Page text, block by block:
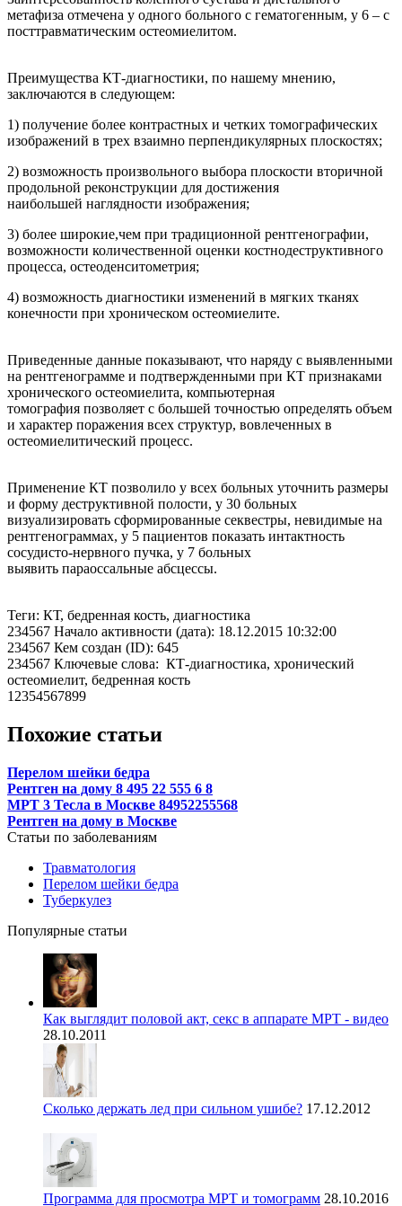
метафиза отмечена у одного больного с гематогенным, у 6 – с
посттравматическим остеомиелитом.
Преимущества КТ-диагностики, по нашему мнению,
заключаются в следующем:
1) получение более контрастных и четких томографических
изображений в трех взаимно перпендикулярных плоскостях;
2) возможность произвольного выбора плоскости вторичной
продольной реконструкции для достижения
наибольшей наглядности изображения;
3) более широкие,чем при традиционной рентгенографии,
возможности количественной оценки костнодеструктивного
процесса, остеоденситометрия;
4) возможность диагностики изменений в мягких тканях
конечности при хроническом остеомиелите.
Приведенные данные показывают, что наряду с выявленными
на рентгенограмме и подтвержденными при КТ признаками
хронического остеомиелита, компьютерная
томография позволяет с большей точностью определять объем
и характер поражения всех структур, вовлеченных в
остеомиелитический процесс.
Применение КТ позволило у всех больных уточнить размеры
и форму деструктивной полости, у 30 больных
визуализировать сформированные секвестры, невидимые на
рентгенограммах, у 5 пациентов показать интактность
сосудисто-нервного пучка, у 7 больных
выявить параоссальные абсцессы.
Теги: КТ, бедренная кость, диагностика
234567 Начало активности (дата): 18.12.2015 10:32:00
234567 Кем создан (ID): 645
234567 Ключевые слова: КТ-диагностика, хронический
остеомиелит, бедренная кость
12354567899
Похожие статьи
Перелом шейки бедра
Рентген на дому 8 495 22 555 6 8
МРТ 3 Тесла в Москве 84952255568
Рентген на дому в Москве
Статьи по заболеваниям
Травматология
Перелом шейки бедра
Туберкулез
Популярные статьи
Как выглядит половой акт, секс в аппарате МРТ - видео
28.10.2011
Сколько держать лед при сильном ушибе? 17.12.2012
Программа для просмотра МРТ и томограмм 28.10.2016